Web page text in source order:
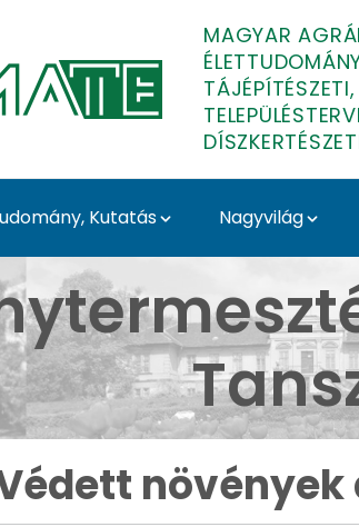
MAGYAR
TÁJÉPÍTÉSZETI,
Kutatás Nagyvilág